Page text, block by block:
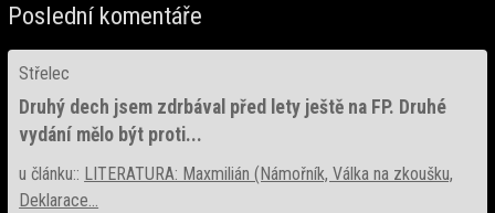
Poslední komentáře
Střelec
Druhý dech jsem zdrbával před lety ještě na FP. Druhé
vydání mělo být proti...
u článku:: LITERATURA: Maxmilián (Námořník, Válka na zkoušku,
Deklarace...